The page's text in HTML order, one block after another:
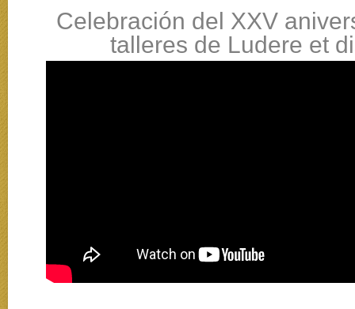
Celebración del XXV
talleres de Ludere et